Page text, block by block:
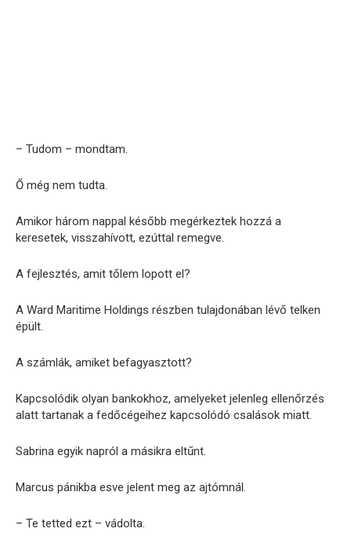
– Tudom – mondtam.
Ő még nem tudta.
Amikor három nappal később megérkeztek hozzá a
keresetek, visszahívott, ezúttal remegve.
A fejlesztés, amit tőlem lopott el?
A Ward Maritime Holdings részben tulajdonában lévő telken
épült.
A számlák, amiket befagyasztott?
Kapcsolódik olyan bankokhoz, amelyeket jelenleg ellenőrzés
alatt tartanak a fedőcégeihez kapcsolódó csalások miatt.
Sabrina egyik napról a másikra eltűnt.
Marcus pánikba esve jelent meg az ajtómnál.
– Te tetted ezt – vádolta.